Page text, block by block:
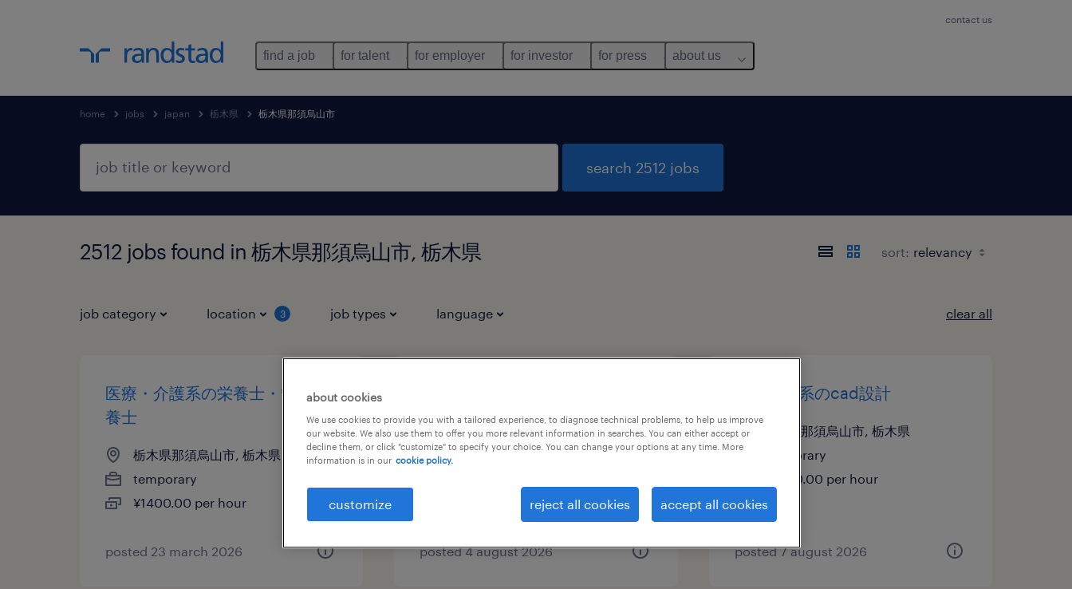
contact us
find a job for talent for employer for investor for press about us
home jobs japan 栃木県 栃木県那須烏山市
search 2512 jobs
2512 jobs found in 栃木県那須烏山市, 栃木県 sort:
job category location 3 job types language clear all
医療・介護系の栄養士・管理栄
養士
栃木県那須烏山市, 栃木県
temporary
¥1400.00 per hour
posted 23 march 2026
工、その他（製造）
栃木県那須烏山市, 栃木県
¥1350.00 per hour
posted 4 august 2026
メーカー系のcad設計
栃木県那須烏山市, 栃木県
temporary
¥2000.00 per hour
posted 7 august 2026
about cookies
We use cookies to provide you with a tailored experience, to diagnose technical problems, to help us improve
our website. We also use them to offer you more relevant information in searches. You can either accept or
decline them, or click "customize" to specify your choice. You can change your options at any time. More
information is in our cookie policy.
customize reject all cookies accept all cookies